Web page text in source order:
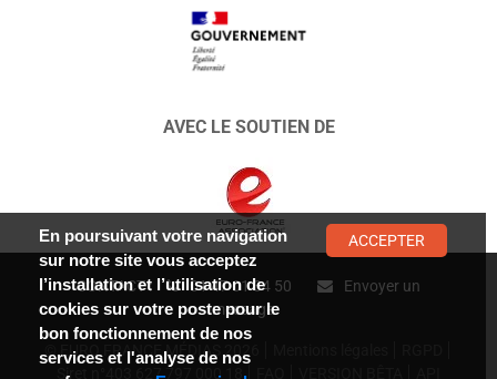
AVEC LE SOUTIEN DE
CONTACT : 01 47 01 34 50
Envoyer un
message
© EURO FRANCE MÉDIAS 2026
Siret n°403 627 797 000 18
En poursuivant votre navigation
sur notre site vous acceptez
l’installation et l’utilisation de
cookies sur votre poste pour le
bon fonctionnement de nos
services et l'analyse de nos
ACCEPTER